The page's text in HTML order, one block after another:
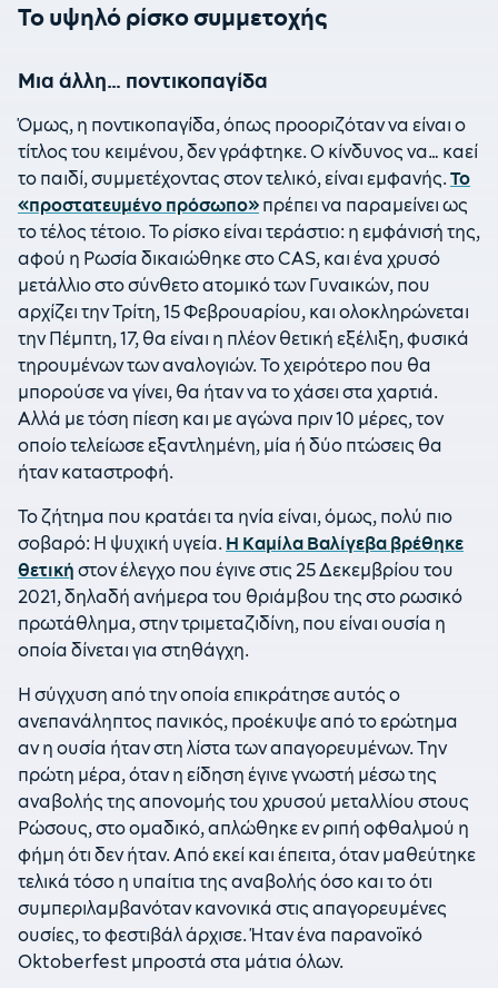
Το υψηλό ρίσκο συμμετοχής
Μια άλλη… ποντικοπαγίδα
Όμως, η ποντικοπαγίδα, όπως προοριζόταν να είναι ο
τίτλος του κειμένου, δεν γράφτηκε. Ο κίνδυνος να… καεί
το παιδί, συμμετέχοντας στον τελικό, είναι εμφανής. Το
«προστατευμένο πρόσωπο» πρέπει να παραμείνει ως
το τέλος τέτοιο. Το ρίσκο είναι τεράστιο: η εμφάνισή της,
αφού η Ρωσία δικαιώθηκε στο CAS, και ένα χρυσό
μετάλλιο στο σύνθετο ατομικό των Γυναικών, που
αρχίζει την Τρίτη, 15 Φεβρουαρίου, και ολοκληρώνεται
την Πέμπτη, 17, θα είναι η πλέον θετική εξέλιξη, φυσικά
τηρουμένων των αναλογιών. Το χειρότερο που θα
μπορούσε να γίνει, θα ήταν να το χάσει στα χαρτιά.
Αλλά με τόση πίεση και με αγώνα πριν 10 μέρες, τον
οποίο τελείωσε εξαντλημένη, μία ή δύο πτώσεις θα
ήταν καταστροφή.
Το ζήτημα που κρατάει τα ηνία είναι, όμως, πολύ πιο
σοβαρό: Η ψυχική υγεία. Η Καμίλα Βαλίγεβα βρέθηκε
θετική στον έλεγχο που έγινε στις 25 Δεκεμβρίου του
2021, δηλαδή ανήμερα του θριάμβου της στο ρωσικό
πρωτάθλημα, στην τριμεταζιδίνη, που είναι ουσία η
οποία δίνεται για στηθάγχη.
Η σύγχυση από την οποία επικράτησε αυτός ο
ανεπανάληπτος πανικός, προέκυψε από το ερώτημα
αν η ουσία ήταν στη λίστα των απαγορευμένων. Την
πρώτη μέρα, όταν η είδηση έγινε γνωστή μέσω της
αναβολής της απονομής του χρυσού μεταλλίου στους
Ρώσους, στο ομαδικό, απλώθηκε εν ριπή οφθαλμού η
φήμη ότι δεν ήταν. Από εκεί και έπειτα, όταν μαθεύτηκε
τελικά τόσο η υπαίτια της αναβολής όσο και το ότι
συμπεριλαμβανόταν κανονικά στις απαγορευμένες
ουσίες, το φεστιβάλ άρχισε. Ήταν ένα παρανοϊκό
Oktoberfest μπροστά στα μάτια όλων.